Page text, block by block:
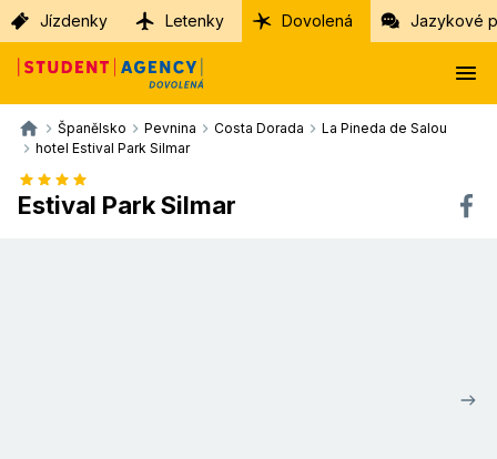
Jízdenky Letenky Dovolená Jazykové
Španělsko Pevnina Costa Dorada
La Pineda de Salou
hotel Estival Park Silmar
Estival Park Silmar